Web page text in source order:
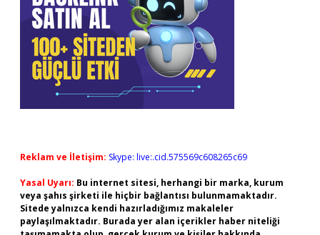
Reklam ve İletişim: Skype: live:.cid.575569c608265c69
Yasal Uyarı: Bu internet sitesi, herhangi bir marka, kurum
veya şahıs şirketi ile hiçbir bağlantısı bulunmamaktadır.
Sitede yalnızca kendi hazırladığımız makaleler
paylaşılmaktadır. Burada yer alan içerikler haber niteliği